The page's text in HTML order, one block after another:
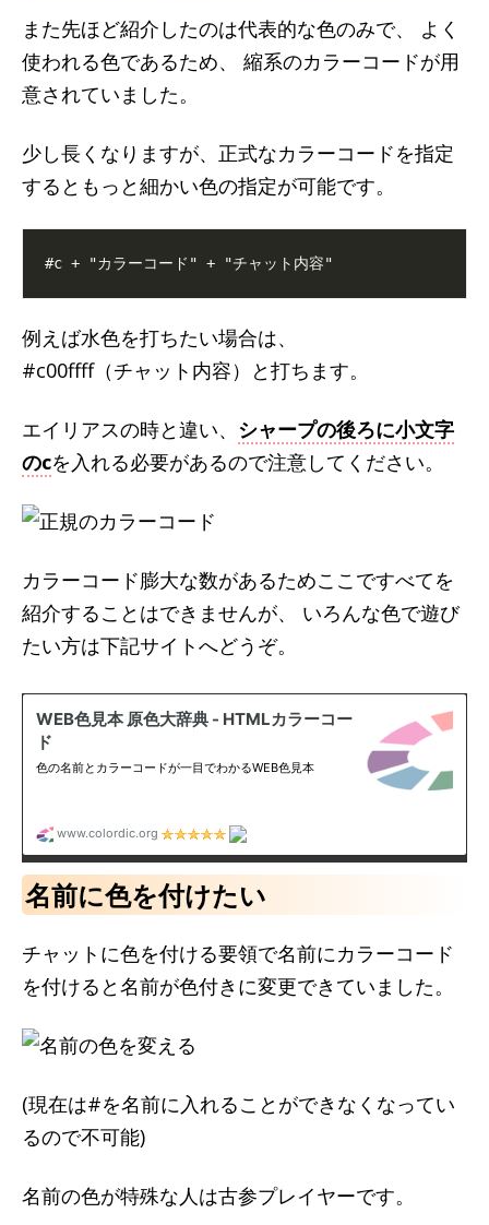
また先ほど紹介したのは代表的な色のみで、 よく
使われる色であるため、 縮系のカラーコードが用
意されていました。
少し長くなりますが、正式なカラーコードを指定
するともっと細かい色の指定が可能です。
例えば水色を打ちたい場合は、
#c00ffff（チャット内容）と打ちます。
エイリアスの時と違い、 シャープの後ろに小文字
のcを入れる必要があるので注意してください。
カラーコード膨大な数があるためここですべてを
紹介することはできませんが、 いろんな色で遊び
たい方は下記サイトへどうぞ。
名前に色を付けたい
チャットに色を付ける要領で名前にカラーコード
を付けると名前が色付きに変更できていました。
(現在は#を名前に入れることができなくなってい
るので不可能)
名前の色が特殊な人は古参プレイヤーです。